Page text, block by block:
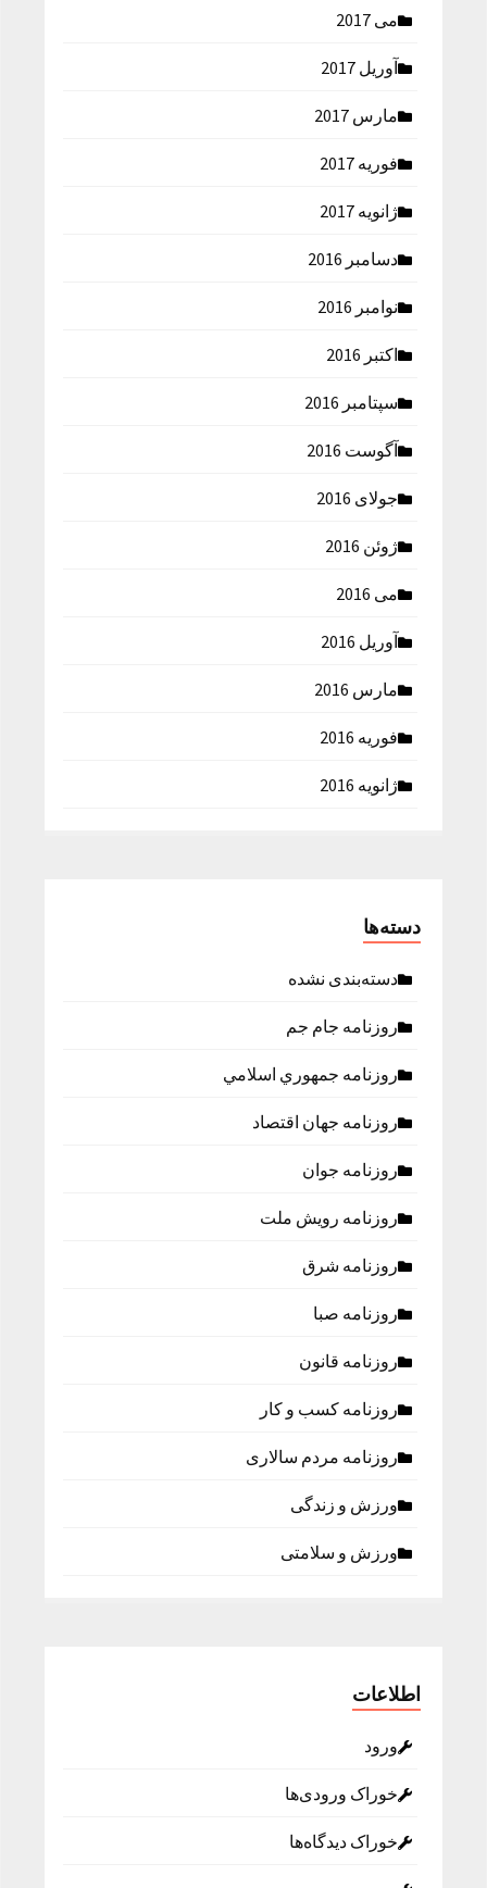
می 2017
آوریل 2017
مارس 2017
فوریه 2017
ژانویه 2017
دسامبر 2016
نوامبر 2016
اکتبر 2016
سپتامبر 2016
آگوست 2016
جولای 2016
ژوئن 2016
می 2016
آوریل 2016
مارس 2016
فوریه 2016
ژانویه 2016
دسته‌ها
دسته‌بندی نشده
روزنامه جام جم
روزنامه جمهوري اسلامي
روزنامه جهان اقتصاد
روزنامه جوان
روزنامه رویش ملت
روزنامه شرق
روزنامه صبا
روزنامه قانون
روزنامه كسب و كار
روزنامه مردم سالاری
ورزش و زندگی
ورزش و سلامتی
اطلاعات
ورود
خوراک ورودی‌ها
خوراک دیدگاه‌ها